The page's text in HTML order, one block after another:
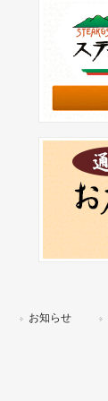
お知らせ